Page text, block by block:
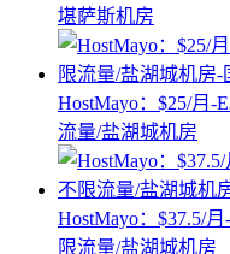
堪萨斯机房
HostMayo：$25/月-
流量/盐湖城机房
HostMayo：$37.5/
限流量/盐湖城机房